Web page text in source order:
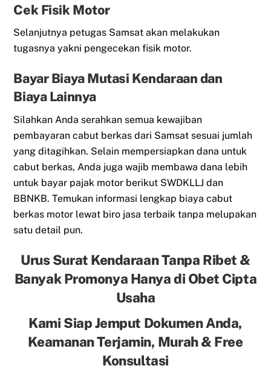
Cek Fisik Motor
Selanjutnya petugas Samsat akan melakukan
tugasnya yakni pengecekan fisik motor.
Bayar Biaya Mutasi Kendaraan dan
Biaya Lainnya
Silahkan Anda serahkan semua kewajiban
pembayaran cabut berkas dari Samsat sesuai jumlah
yang ditagihkan. Selain mempersiapkan dana untuk
cabut berkas, Anda juga wajib membawa dana lebih
untuk bayar pajak motor berikut SWDKLLJ dan
BBNKB. Temukan informasi lengkap biaya cabut
berkas motor lewat biro jasa terbaik tanpa melupakan
satu detail pun.
Urus Surat Kendaraan Tanpa Ribet &
Banyak Promonya Hanya di Obet Cipta
Usaha
Kami Siap Jemput Dokumen Anda,
Keamanan Terjamin, Murah & Free
Konsultasi